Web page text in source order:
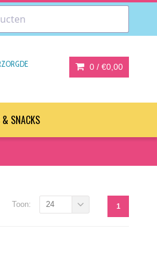
0 / €0,00
& SNACKS
1
Toon: 24